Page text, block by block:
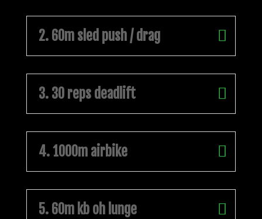
2. 60m sled push / drag
3. 30 reps deadlift
4. 1000m airbike
5. 60m kb oh lunge